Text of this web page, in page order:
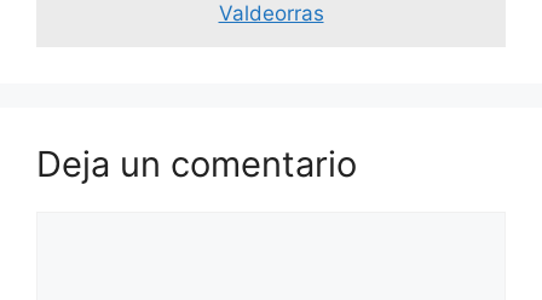
Valdeorras
Deja un comentario